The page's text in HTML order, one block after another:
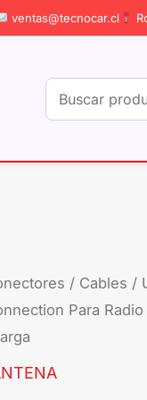
ventas@tecnocar.cl
/ Cables /
Para